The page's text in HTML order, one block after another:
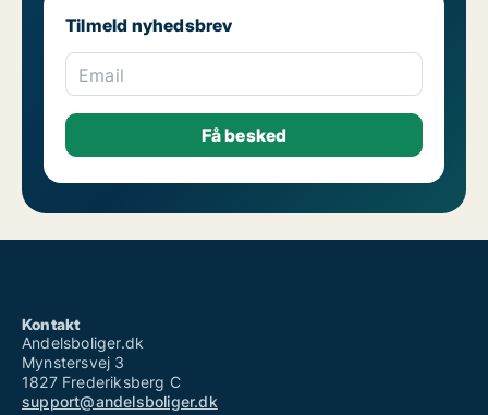
Tilmeld nyhedsbrev
Email
Kontakt
Andelsboliger.dk
Mynstersvej 3
1827 Frederiksberg C
support@andelsboliger.dk